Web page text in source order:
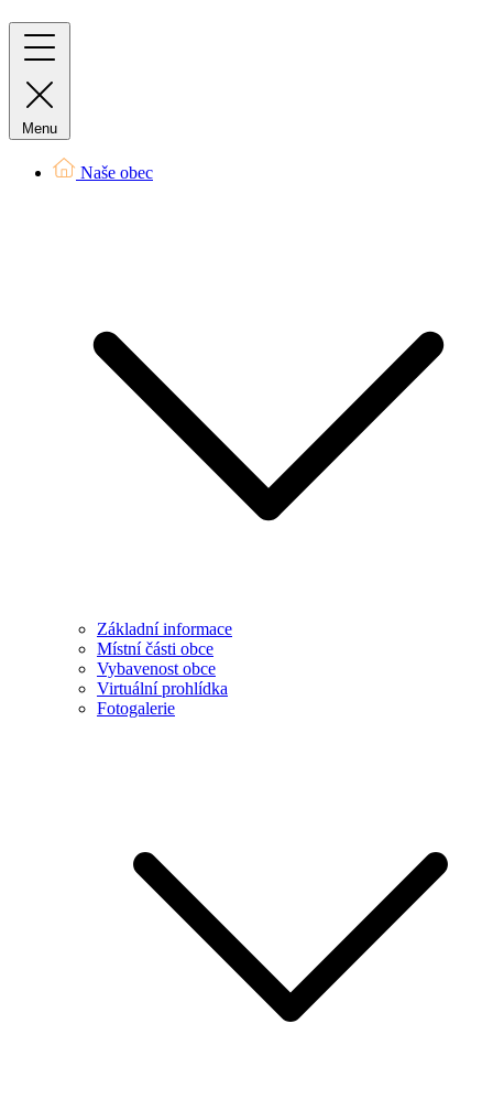
Menu
Naše obec
Základní informace
Místní části obce
Vybavenost obce
Virtuální prohlídka
Fotogalerie